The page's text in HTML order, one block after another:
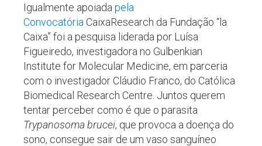
Igualmente apoiadapela
Convocatória CaixaResearch da Fundação “la
Caixa” foi a pesquisa liderada por Luísa
Figueiredo, investigadora no Gulbenkian
Institute for Molecular Medicine, em parceria
com o investigador Cláudio Franco, do Católica
Biomedical Research Centre. Juntos querem
tentar perceber como é que o parasita
Trypanosoma brucei, que provoca a doença do
sono, consegue sair de um vaso sanguíneo